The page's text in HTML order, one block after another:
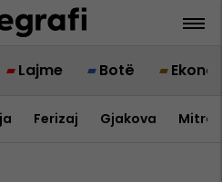
Lajme Botë
Ferizaj Gjakova